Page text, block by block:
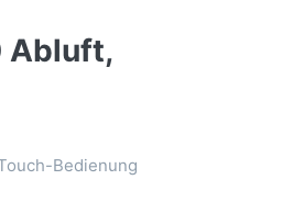
Abluft,
Bedienung